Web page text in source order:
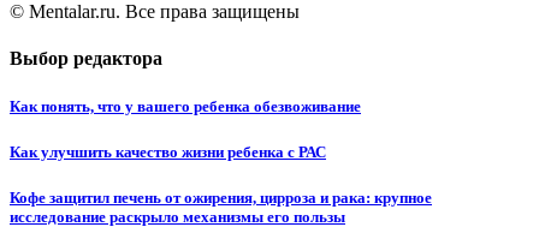
© Mentalar.ru. Все права защищены
Выбор редактора
Как понять, что у вашего ребенка обезвоживание
Как улучшить качество жизни ребенка с РАС
Кофе защитил печень от ожирения, цирроза и рака: крупное
исследование раскрыло механизмы его пользы